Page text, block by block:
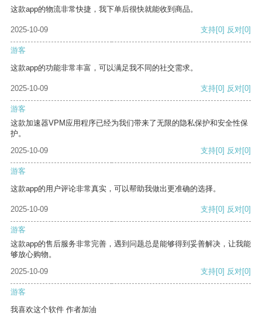
这款app的物流非常快捷，我下单后很快就能收到商品。
2025-10-09 支持[0] 反对[0]
游客
这款app的功能非常丰富，可以满足我不同的社交需求。
2025-10-09 支持[0] 反对[0]
游客
这款加速器VPM应用程序已经为我们带来了无限的隐私保护和安全性保
护。
2025-10-09
支持[0] 反对[0]
游客
这款app的用户评论非常真实，可以帮助我做出更准确的选择。
2025-10-09 支持[0] 反对[0]
游客
这款app的售后服务非常完善，遇到问题总是能够得到妥善解决，让我能
够放心购物。
2025-10-09
支持[0] 反对[0]
游客
我喜欢这个软件 作者加油